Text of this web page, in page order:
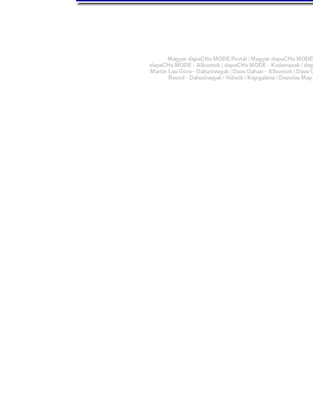
Magyar depeCHe MODE Portál
Magyar depeCHe
depeCHe MODE - Albumok| depeCHe MODE - Kislemezek|
Martin Lee Gore - Dalszövegek| Dave Gahan - Albumok|
Dave
Recoil - Dalszövegek| Videók| Képgaléria| Devotee Map